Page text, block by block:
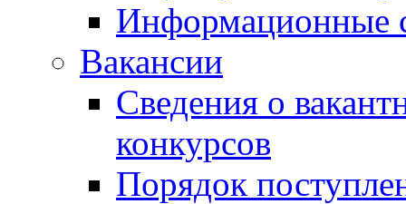
Информационные
Вакансии
Сведения о
конкурсов
Порядок